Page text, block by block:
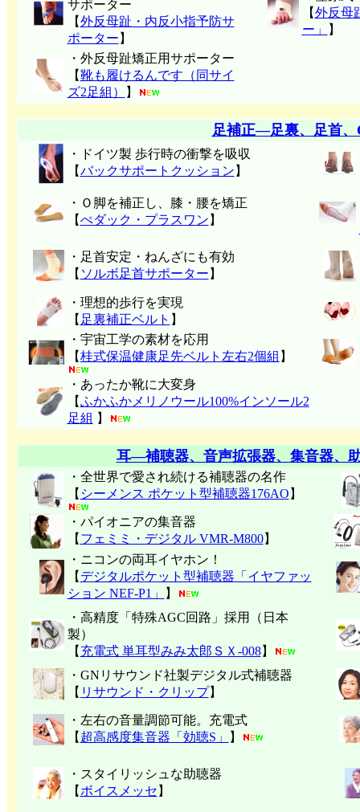
サポーター
【外反母趾・内反小指予防サ
ポーター 】
【外反母
ー」
】
・外反母趾矯正用サポーター
【靴も履けるんです（同サイ
ズ2足組）
】
足補正―足裏、足首
・ドイツ製 歩行時の衝撃を吸収
【バックサポートクッション 】
・Ｏ脚を補正し、膝・腰を矯正
【ぺダック・プラスワン 】
・足首安定・ねんざにも有効
【 ソルボ足首サポーター 】
・理想的歩行を実現
【 足裏補正ベルト 】
・宇宙工学の素材を応用
【桂式保温健康足先ベルト左右2個組 】
・あったか靴に大変身
【ふかふかメリノウール100%インソール2
足組 】
耳―補聴器、音声拡張器、集音器、
・全世界で愛され続ける補聴器の名作
【 シーメンス ポケット型補聴器176AO 】
・パイオニアの集音器
【 フェミミ・デジタル VMR-M800】
・ニコンの両耳イヤホン！
【 デジタルポケット型補聴器「イヤファッ
ション NEF-P1」
】
・高精度「特殊AGC回路」採用（日本
製）
【 充電式 単耳型みみ太郎ＳＸ-008】
・GNリサウンド社製デジタル式補聴器
【 リサウンド・クリップ】
・左右の音量調節可能。充電式
【 超高感度集音器「効聴S」 】
・スタイリッシュな助聴器
【 ボイスメッセ 】